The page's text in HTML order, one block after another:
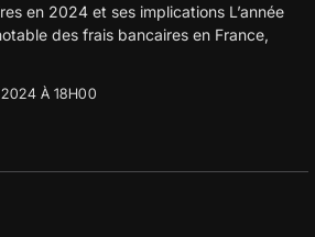
en 2024 et ses implications L’année
des frais bancaires en France,
2024 À 18H00